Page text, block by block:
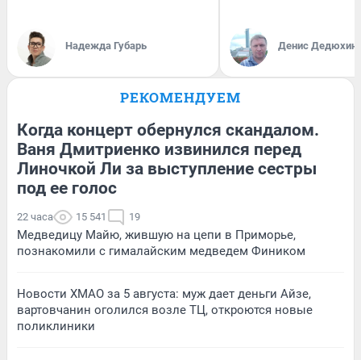
Надежда Губарь Денис Дедюхин
РЕКОМЕНДУЕМ
Когда концерт обернулся скандалом.
Ваня Дмитриенко извинился перед
Линочкой Ли за выступление сестры
под ее голос
22 часа 15 541 19
Медведицу Майю, жившую на цепи в Приморье,
познакомили с гималайским медведем Фиником
Новости ХМАО за 5 августа: муж дает деньги Айзе,
вартовчанин оголился возле ТЦ, откроются новые
поликлиники